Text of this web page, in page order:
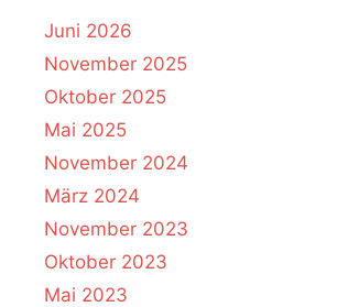
Juni 2026
November 2025
Oktober 2025
Mai 2025
November 2024
März 2024
November 2023
Oktober 2023
Mai 2023